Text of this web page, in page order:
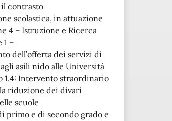
contrasto
scolastica, in attuazione
4 – Istruzione e Ricerca
1 –
dell’offerta dei servizi di
asili nido alle Università
1.4: Intervento straordinario
riduzione dei divari
scuole
primo e di secondo grado e